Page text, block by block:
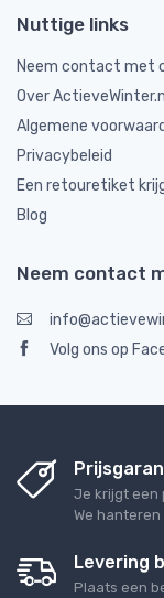
Nuttige links
Neem contact met
Over ActieveWinter.nl
Algemene
Privacybeleid
Een retouretiket
Blog
Neem contact
Volg ons op
Je krijgt een
We
Levering
Plaats een